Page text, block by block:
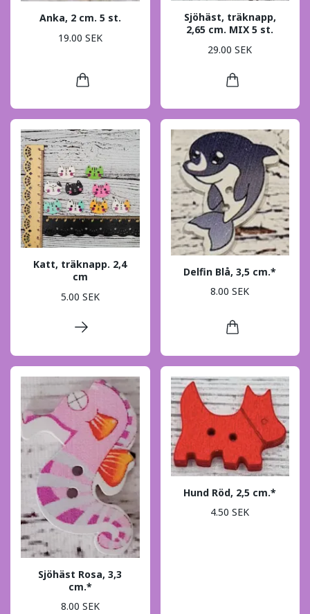
Anka, 2 cm. 5 st.
19.00 SEK
Sjöhäst, träknapp,
2,65 cm. MIX 5 st.
29.00 SEK
Katt, träknapp. 2,4
cm
5.00 SEK
Delfin Blå, 3,5 cm.*
8.00 SEK
Sjöhäst Rosa, 3,3
cm.*
8.00 SEK
Hund Röd, 2,5 cm.*
4.50 SEK